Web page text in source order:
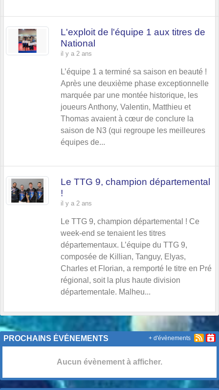
L'exploit de l'équipe 1 aux titres de
National
il y a 2 ans
L’équipe 1 a terminé sa saison en beauté !
Après une deuxième phase exceptionnelle
marquée par une montée historique, les
joueurs Anthony, Valentin, Matthieu et
Thomas avaient à cœur de conclure la
saison de N3 (qui regroupe les meilleures
équipes de...
Le TTG 9, champion départemental
!
il y a 2 ans
Le TTG 9, champion départemental ! Ce
week-end se tenaient les titres
départementaux. L’équipe du TTG 9,
composée de Killian, Tanguy, Elyas,
Charles et Florian, a remporté le titre en Pré
régional, soit la plus haute division
départementale. Malheu...
PROCHAINS ÉVÉNEMENTS
Aucun évènement à afficher.
+ d'évènements